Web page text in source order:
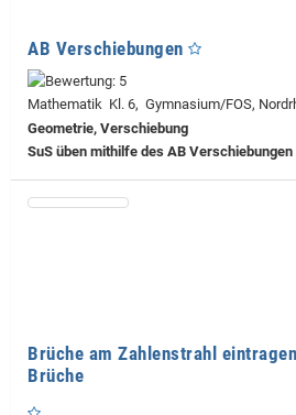
AB Verschiebungen
Mathematik Kl. 6, Gymnasium/FOS,
Geometrie, Verschiebung
SuS üben mithilfe des AB
Brüche am Zahlenstrahl
Brüche